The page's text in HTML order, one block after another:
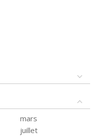
mars
juillet